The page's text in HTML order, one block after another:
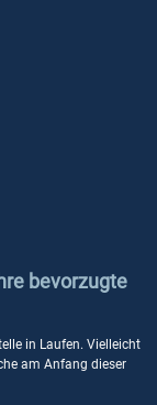
bevorzugte
in Laufen. Vielleicht
am Anfang dieser